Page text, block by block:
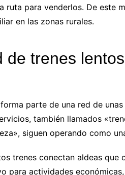
ruta para venderlos. De este
en las zonas rurales.
de trenes
parte de una red de
también llamados
siguen operando como
trenes conectan aldeas
para actividades